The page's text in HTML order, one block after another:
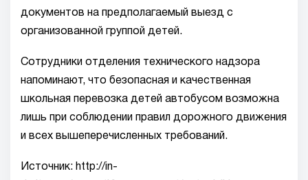
документов на предполагаемый выезд с
организованной группой детей.
Сотрудники отделения технического надзора
напоминают, что безопасная и качественная
школьная перевозка детей автобусом возможна
лишь при соблюдении правил дорожного движения
и всех вышеперечисленных требований.
Источник: http://in-